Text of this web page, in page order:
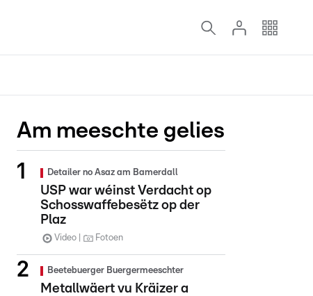
Am meeschte gelies
Detailer no Asaz am Bamerdall
USP war wéinst Verdacht op
Schosswaffebesëtz op der
Plaz
Video Fotoen
Beetebuerger Buergermeeschter
Metallwäert vu Kräizer a